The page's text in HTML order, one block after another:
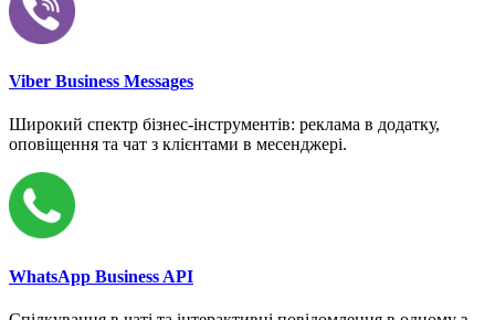
Viber Business Messages
Широкий спектр бізнес-інструментів: реклама в додатку,
оповіщення та чат з клієнтами в месенджері.
WhatsApp Business API